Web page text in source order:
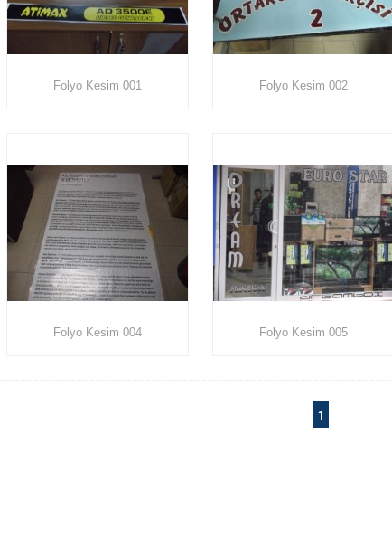
Folyo Kesim 001 Folyo Kesim 002
Folyo Kesim 004 Folyo Kesim 005
1